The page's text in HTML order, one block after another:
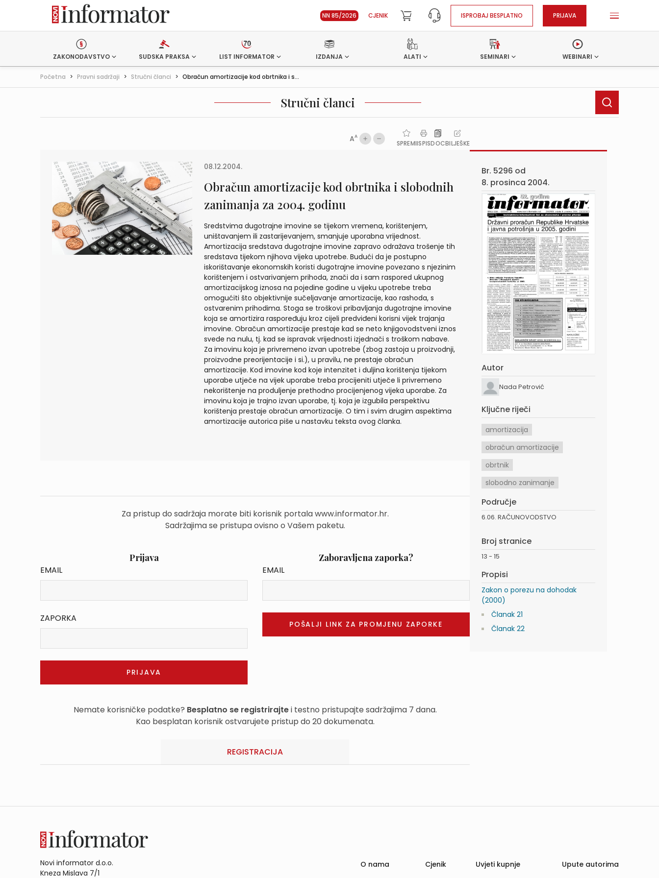
NN 85/2026 CJENIK ISPROBAJ BESPLATNO PRIJAVA
ZAKONODAVSTVO SUDSKA PRAKSA LIST INFORMATOR IZDANJA ALATI SEMINARI WEBINARI
Početna > Pravni sadržaji > Stručni članci > Obračun amortizacije kod obrtnika i s...
Stručni članci
AA
SPREMIISPISDOCBILJEŠKE
08.12.2004.
Obračun amortizacije kod obrtnika i slobodnih
zanimanja za 2004. godinu
Sredstvima dugotrajne imovine se tijekom vremena, korištenjem,
uništavanjem ili zastarijevanjem, smanjuje uporabna vrijednost.
Amortizacija sredstava dugotrajne imovine zapravo odražava trošenje tih
sredstava tijekom njihova vijeka upotrebe. Budući da je postupno
iskorištavanje ekonomskih koristi dugotrajne imovine povezano s njezinim
korištenjem i ostvarivanjem prihoda, znači da i sam raspored ukupnog
amortizacijskog iznosa na pojedine godine u vijeku upotrebe treba
omogućiti što objektivnije sučeljavanje amortizacije, kao rashoda, s
ostvarenim prihodima. Stoga se troškovi pribavljanja dugotrajne imovine
koja se amortizira raspoređuju kroz cijeli predviđeni korisni vijek trajanja
imovine. Obračun amortizacije prestaje kad se neto knjigovodstveni iznos
svede na nulu, tj. kad se ispravak vrijednosti izjednači s troškom nabave.
Za imovinu koja je privremeno izvan upotrebe (zbog zastoja u proizvodnji,
proizvodne preorijentacije i si.), u pravilu, ne prestaje obračun
amortizacije. Kod imovine kod koje intenzitet i duljina korištenja tijekom
uporabe utječe na vijek uporabe treba procijeniti utječe li privremeno
nekorištenje na produljenje prethodno procijenjenog vijeka uporabe. Za
imovinu koja je trajno izvan uporabe, tj. koja je izgubila perspektivu
korištenja prestaje obračun amortizacije. O tim i svim drugim aspektima
amortizacije autorica piše u nastavku teksta ovog članka.
Za pristup do sadržaja morate biti korisnik portala www.informator.hr.
Sadržajima se pristupa ovisno o Vašem paketu.
Prijava
EMAIL
ZAPORKA
Zaboravljena zaporka?
EMAIL
Nemate korisničke podatke? Besplatno se registrirajtei testno pristupajte sadržajima 7 dana.
Kao besplatan korisnik ostvarujete pristup do 20 dokumenata.
REGISTRACIJA
Br. 5296 od
8. prosinca 2004.
Autor
Nada Petrović
Ključne riječi
amortizacija
obračun amortizacije
obrtnik
slobodno zanimanje
Područje
6.06. RAČUNOVODSTVO
Broj stranice
13 - 15
Propisi
Zakon o porezu na dohodak
(2000)
Članak 21
Članak 22
Novi informator d.o.o.
Kneza Mislava 7/1
O nama
Cjenik
Uvjeti kupnje
Upute autorima